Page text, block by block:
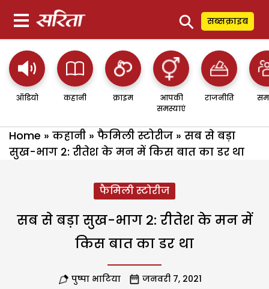
⚲ सब्सक्राइब
ऑडियो कहानी क्राइम
आपकी
समस्याएं
राजनीति
Home » कहानी » फैमिली स्टोरीज » सब से बड़ा
सुख-भाग 2: रीतेश के मन में किस बात का डर था
फैमिली स्टोरीज
सब से बड़ा सुख-भाग 2: रीतेश के मन में
किस बात का डर था
पुष्पा भाटिया जनवरी 7, 2021